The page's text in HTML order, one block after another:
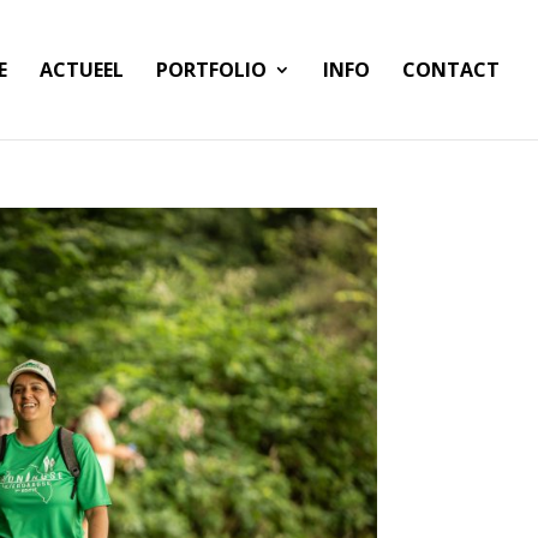
ACTUEEL PORTFOLIO INFO CONTACT